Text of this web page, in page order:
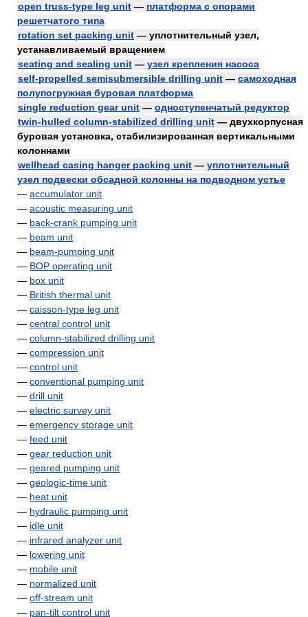
open truss-type leg unit — платформа с опорами
решетчатого типа
rotation set packing unit — уплотнительный узел,
устанавливаемый вращением
seating and sealing unit — узел крепления насоса
self-propelled semisubmersible drilling unit — самоходная
полупогружная буровая платформа
single reduction gear unit — одноступенчатый редуктор
twin-hulled column-stabilized drilling unit — двухкорпусная
буровая установка, стабилизированная вертикальными
колоннами
wellhead casing hanger packing unit — уплотнительный
узел подвески обсадной колонны на подводном устье
— accumulator unit
— acoustic measuring unit
— back-crank pumping unit
— beam unit
— beam-pumping unit
— BOP operating unit
— box unit
— British thermal unit
— caisson-type leg unit
— central control unit
— column-stabilized drilling unit
— compression unit
— control unit
— conventional pumping unit
— drill unit
— electric survey unit
— emergency storage unit
— feed unit
— gear reduction unit
— geared pumping unit
— geologic-time unit
— heat unit
— hydraulic pumping unit
— idle unit
— infrared analyzer unit
— lowering unit
— mobile unit
— normalized unit
— off-stream unit
— pan-tilt control unit